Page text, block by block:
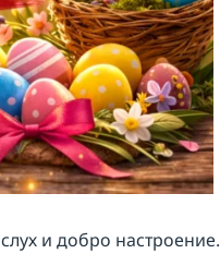
и добро настроение.